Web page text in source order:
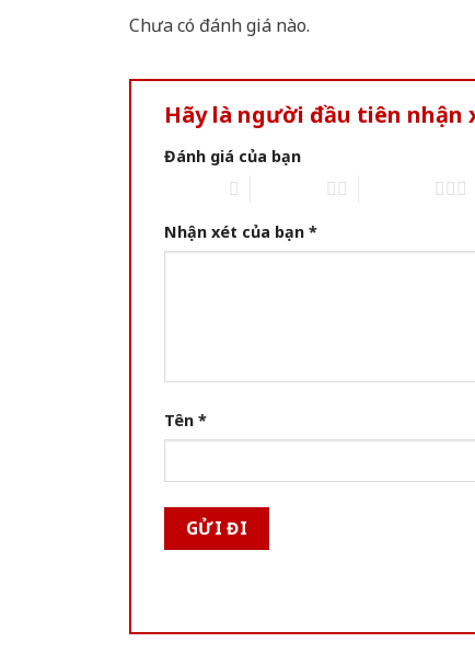
Chưa có đánh giá nào.
Hãy là người đầu tiên nhận
Đánh giá của bạn
Nhận xét của bạn *
Tên *